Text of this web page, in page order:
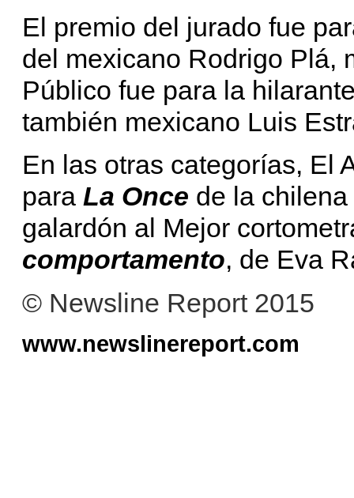
El premio del jurado fue
del mexicano Rodrigo Plá,
Público fue para la
también mexicano Luis
En las otras categorías, El
para La Once de la
galardón al Mejor
comportamento, de Eva
© Newsline Report 2015
www.newslinereport.com